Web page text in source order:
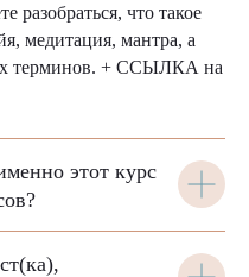
разобраться, что такое
медитация, мантра, а
терминов. + ССЫЛКА на
этот курс